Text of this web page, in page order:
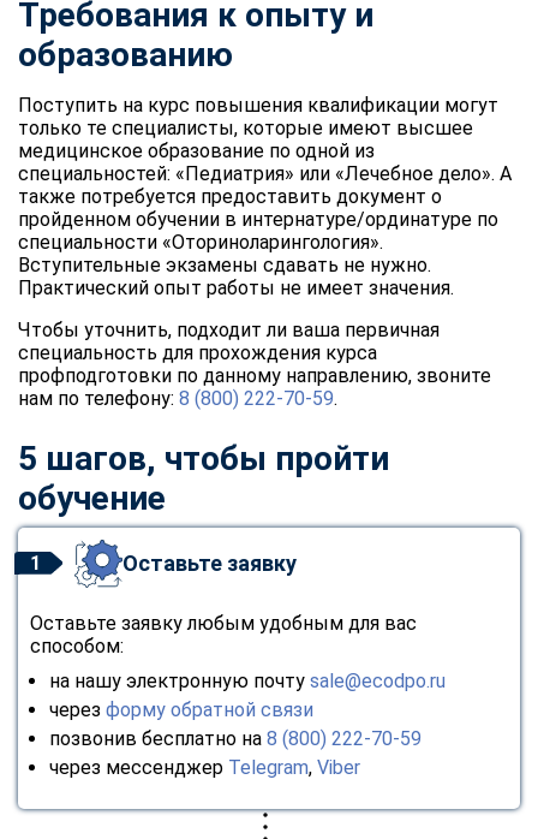
Требования к опыту и
образованию
Поступить на курс повышения квалификации могут
только те специалисты, которые имеют высшее
медицинское образование по одной из
специальностей: «Педиатрия» или «Лечебное дело». А
также потребуется предоставить документ о
пройденном обучении в интернатуре/ординатуре по
специальности «Оториноларингология».
Вступительные экзамены сдавать не нужно.
Практический опыт работы не имеет значения.
Чтобы уточнить, подходит ли ваша первичная
специальность для прохождения курса
профподготовки по данному направлению, звоните
нам по телефону: 8 (800) 222-70-59.
5 шагов, чтобы пройти
обучение
1 Оставьте заявку
Оставьте заявку любым удобным для вас
способом:
на нашу электронную почту sale@ecodpo.ru
через форму обратной связи
позвонив бесплатно на 8 (800) 222-70-59
через мессенджер Telegram, Viber